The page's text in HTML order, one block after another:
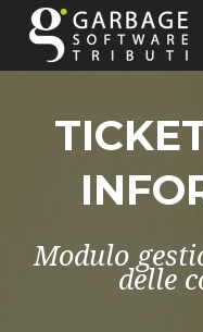
Modulo
delle